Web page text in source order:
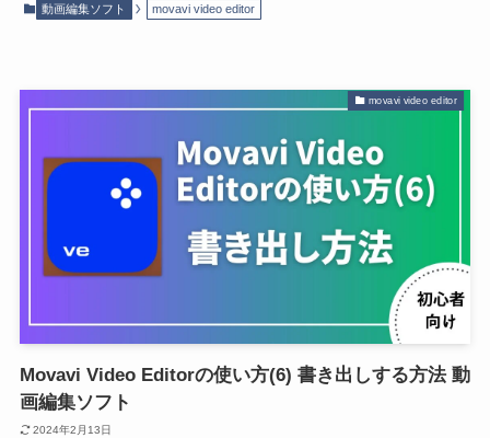
動画編集ソフト movavi video editor
movavi video editor
Movavi Video Editorの使い方(6) 書き出しする方法 動
画編集ソフト
2024年2月13日